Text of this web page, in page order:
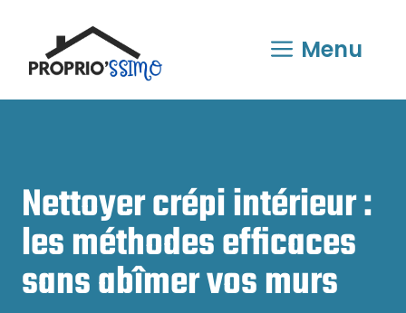
contenu
Menu
Nettoyer crépi intérieur :
les méthodes efficaces
sans abîmer vos murs